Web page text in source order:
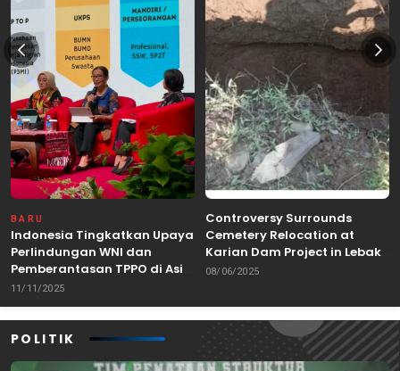
BARU
Indonesia Tingkatkan Upaya
Perlindungan WNI dan
Pemberantasan TPPO di Asia
Tenggara
11/11/2025
Controversy Surrounds
Cemetery Relocation at
Karian Dam Project in Lebak,
Banten
08/06/2025
POLITIK